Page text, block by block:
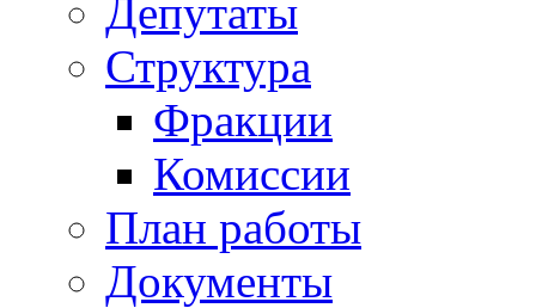
Депутаты
Структура
Фракции
Комиссии
План работы
Документы